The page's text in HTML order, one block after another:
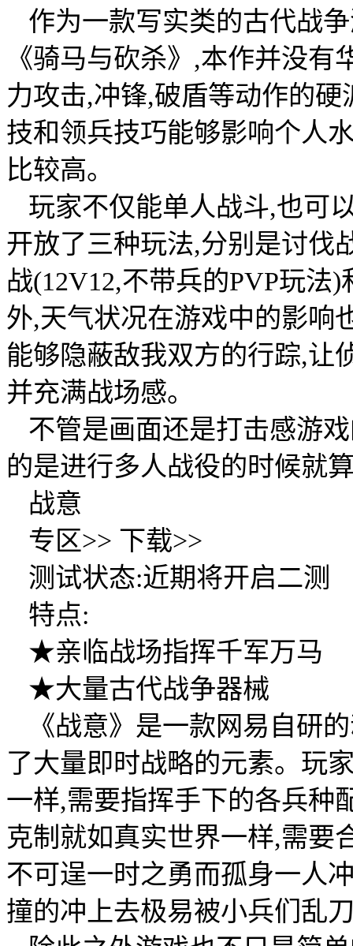
作为一款写实类的古代战
《骑马与砍杀》,本作并没
力攻击,冲锋,破盾等动作的
技和领兵技巧能够影响个人
比较高。
玩家不仅能单人战斗,也可
开放了三种玩法,分别是讨伐
战(12V12,不带兵的PVP玩法
外,天气状况在游戏中的影响
能够隐蔽敌我双方的行踪,让
并充满战场感。
不管是画面还是打击感游
的是进行多人战役的时候就
战意
专区>> 下载>>
测试状态:近期将开启二测
特点:
★亲临战场指挥千军万马
★大量古代战争器械
《战意》是一款网易自研
了大量即时战略的元素。玩
一样,需要指挥手下的各兵种
克制就如真实世界一样,需要
不可逞一时之勇而孤身一人
撞的冲上去极易被小兵们乱